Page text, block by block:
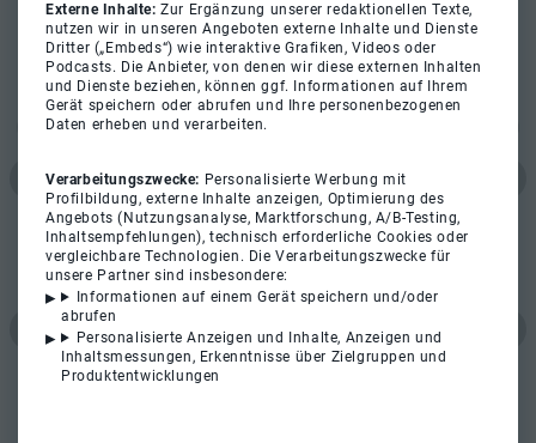
Externe Inhalte:Zur Ergänzung unserer redaktionellen Texte,
nutzen wir in unseren Angeboten externe Inhalte und Dienste
Dritter („Embeds“) wie interaktive Grafiken, Videos oder
Podcasts. Die Anbieter, von denen wir diese externen Inhalten
und Dienste beziehen, können ggf. Informationen auf Ihrem
Gerät speichern oder abrufen und Ihre personenbezogenen
Daten erheben und verarbeiten.
Verarbeitungszwecke: Personalisierte Werbung mit
Profilbildung, externe Inhalte anzeigen, Optimierung des
Angebots (Nutzungsanalyse, Marktforschung, A/B-Testing,
Inhaltsempfehlungen), technisch erforderliche Cookies oder
vergleichbare Technologien. Die Verarbeitungszwecke für
unsere Partner sind insbesondere:
Informationen auf einem Gerät speichern und/oder
abrufen
Personalisierte Anzeigen und Inhalte, Anzeigen und
Inhaltsmessungen, Erkenntnisse über Zielgruppen und
Produktentwicklungen